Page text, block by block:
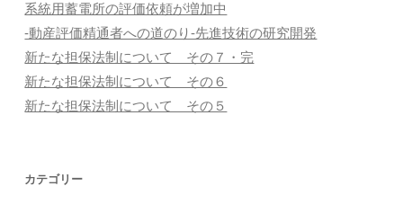
ン
系統用蓄電所の評価依頼が増加中
-動産評価精通者への道のり-先進技術の研究開発
新たな担保法制について その７・完
新たな担保法制について その６
新たな担保法制について その５
カテゴリー